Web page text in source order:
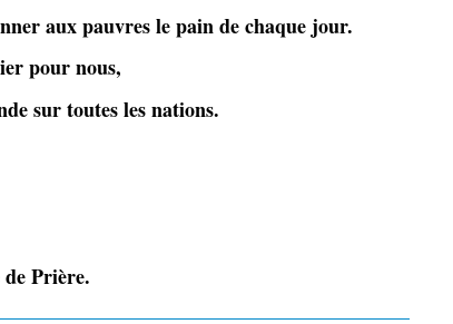
aux pauvres le pain de chaque jour.
pour nous,
sur toutes les nations.
Prière.